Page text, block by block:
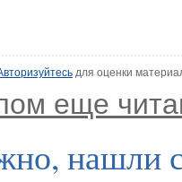
для оценки
еще
нашли